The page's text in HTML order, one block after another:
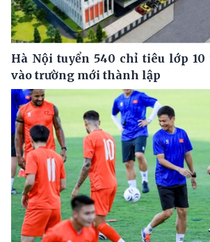
Hà Nội tuyển 540 chỉ tiêu lớp 10
vào trường mới thành lập